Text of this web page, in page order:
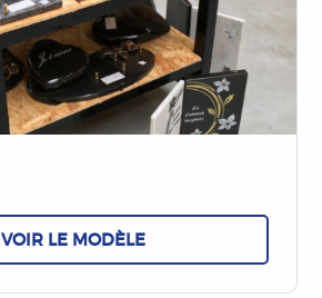
VOIR LE MODÈLE